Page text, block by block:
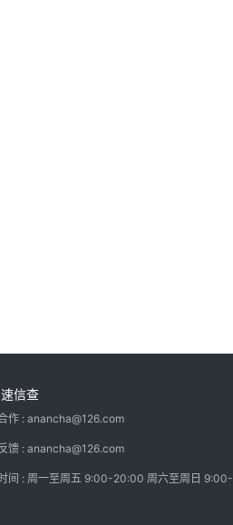
信查
作 : anancha@126.com
馈 : anancha@126.com
间 : 周一至周五 9:00-20:00 周六至周日